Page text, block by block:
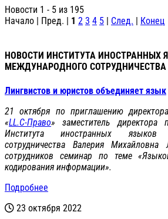
Новости 1 - 5 из 195
Начало | Пред. | 1 2 3 4 5 | След. | Конец
НОВОСТИ ИНСТИТУТА ИНОСТРАННЫХ
МЕЖДУНАРОДНОГО СОТРУДНИЧЕСТВА
Лингвистов и юристов объединяет язык
21 октября по приглашению
«LL.C-Право»
заместитель
Института иностранных языков
сотрудничества Валерия Михайловна
сотрудников семинар по теме
кодирования информации».
Подробнее
23 октября 2022